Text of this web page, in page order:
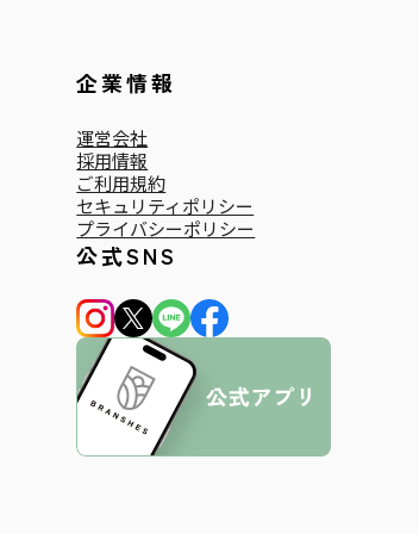
企業情報
運営会社
採用情報
ご利用規約
セキュリティポリシー
プライバシーポリシー
公式SNS